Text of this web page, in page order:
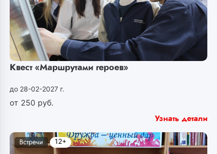
Квест «Маршрутами героев»
до 28-02-2027 г.
от 250 руб.
Узнать детали
Встречи 12+